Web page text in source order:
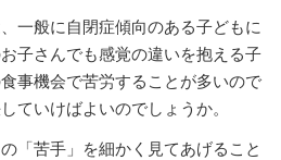
一般に自閉症傾向のある子どもに
子さんでも感覚の違いを抱える子
事機会で苦労することが多いので
ていけばよいのでしょうか。
「苦手」を細かく見てあげること